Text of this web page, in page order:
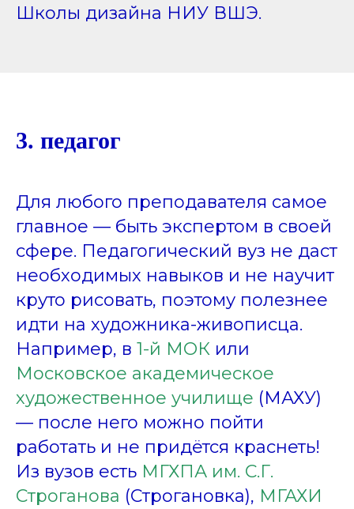
Школы дизайна НИУ ВШЭ.
3. педагог
Для любого преподавателя самое
главное — быть экспертом в своей
сфере. Педагогический вуз не даст
необходимых навыков и не научит
круто рисовать, поэтому полезнее
идти на художника-живописца.
Например, в 1-й МОК или
Московское академическое
художественное училище (МАХУ)
— после него можно пойти
работать и не придётся краснеть!
Из вузов есть МГХПА им. С.Г.
Строганова (Строгановка), МГАХИ